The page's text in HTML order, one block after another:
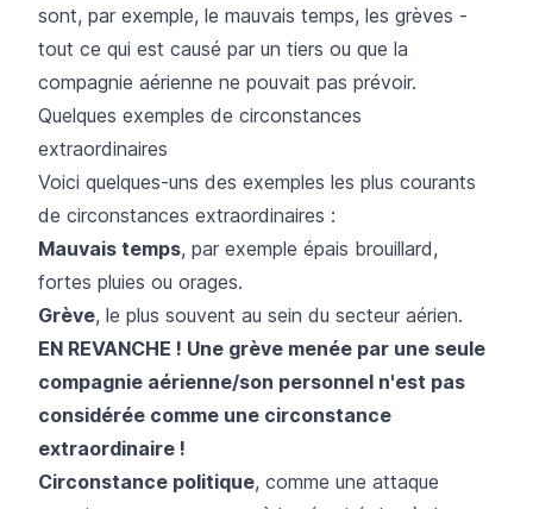
sont, par exemple, le mauvais temps, les grèves -
tout ce qui est causé par un tiers ou que la
compagnie aérienne ne pouvait pas prévoir.
Quelques exemples de circonstances
extraordinaires
Voici quelques-uns des exemples les plus courants
de circonstances extraordinaires :
Mauvais temps, par exemple épais brouillard,
fortes pluies ou orages.
Grève, le plus souvent au sein du secteur aérien.
EN REVANCHE ! Une grève menée par une seule
compagnie aérienne/son personnel n'est pas
considérée comme une circonstance
extraordinaire !
Circonstance politique, comme une attaque